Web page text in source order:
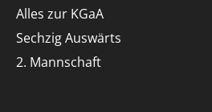
Alles zur KGaA
Sechzig Auswärts
2. Mannschaft